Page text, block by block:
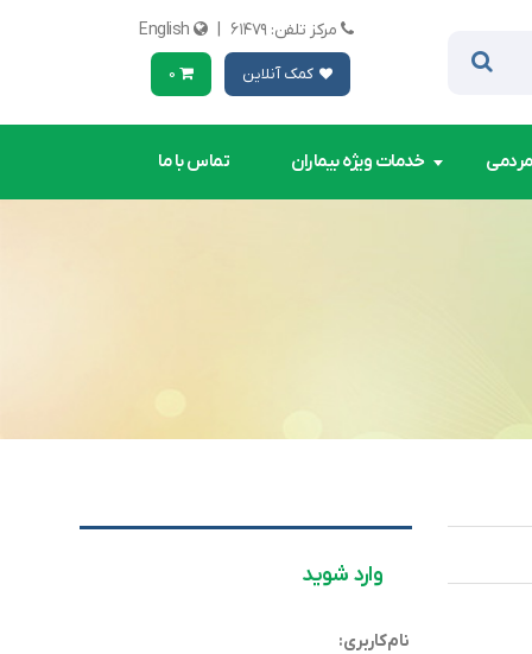
مرکز تلفن: ۶۱۴۷۹ |
English
کمک آنلاین 0
خدمات ویژه بیماران تماس با ما
وارد شوید
نام‌کاربری: